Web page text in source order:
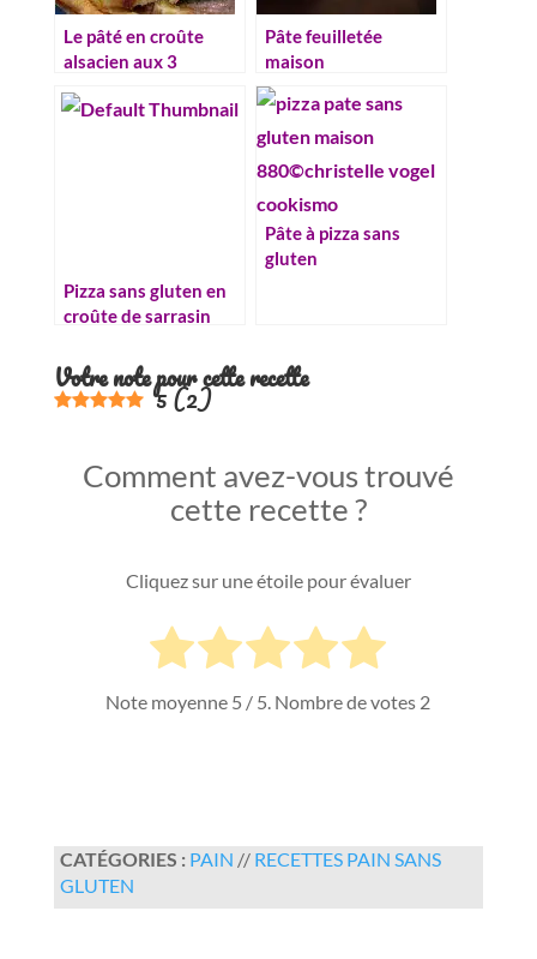
Le pâté en croûte
alsacien aux 3
maman
Pâte feuilletée
maison
Pizza sans gluten en
croûte de sarrasin
Pâte à pizza sans
gluten
Votre note pour cette recette
5(2)
Comment avez-vous trouvé
cette recette ?
Cliquez sur une étoile pour évaluer
Note moyenne 5 / 5. Nombre de votes 2
CATÉGORIES : PAIN // RECETTES PAIN SANS
GLUTEN